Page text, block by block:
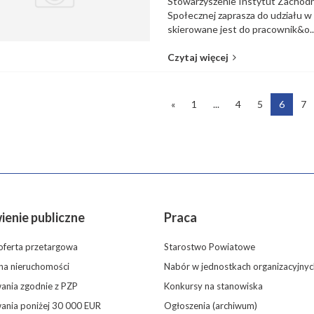
Społecznej zaprasza do udziału
skierowane jest do
Czytaj więcej
« 1 ... 4 5 6 7
publiczne
przetargowa
nieruchomości
zgodnie z PZP
poniżej 30 000 EUR
Praca
Starostwo Powiatowe
Nabór w jednostkach
Konkursy na stanowiska
Ogłoszenia (archiwum)